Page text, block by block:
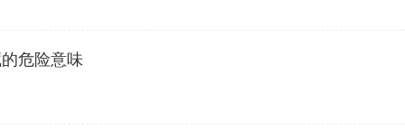
危险意味